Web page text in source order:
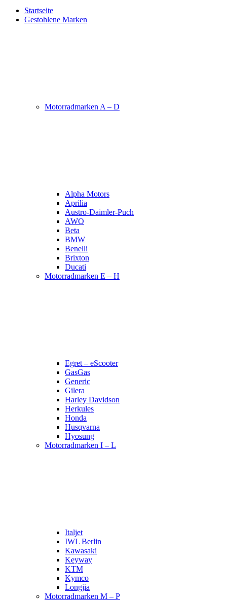
Startseite
Gestohlene Marken
Motorradmarken A – D
Alpha Motors
Aprilia
Austro-Daimler-Puch
AWO
Beta
BMW
Benelli
Brixton
Ducati
Motorradmarken E – H
Egret – eScooter
GasGas
Generic
Gilera
Harley Davidson
Herkules
Honda
Husqvarna
Hyosung
Motorradmarken I – L
Italjet
IWL Berlin
Kawasaki
Keyway
KTM
Kymco
Longjia
Motorradmarken M – P